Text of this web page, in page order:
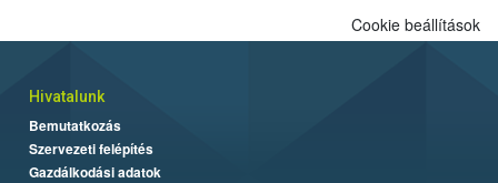
Cookie beállítások
Hivatalunk
Bemutatkozás
Szervezeti felépítés
Gazdálkodási adatok